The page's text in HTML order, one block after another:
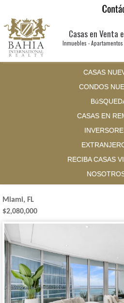
Casas en Venta
Inmuebles - Apartamentos
CASAS
CONDOS
CASAS EN
RECIBA CASAS
Miami, FL
$2,080,000